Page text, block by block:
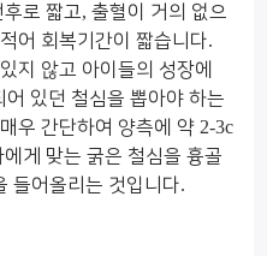
후로 짧고,출혈이 거의 없으
어 회복기간이 짧습니다.
지 않고 아이들의 성장에
있던 철심을 뽑아야 하는
우 간단하여 양측에 약2-3c
게 맞는 굵은 철심을 흉골
들어올리는 것입니다.